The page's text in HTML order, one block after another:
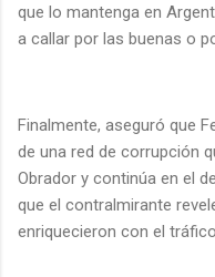
que lo mantenga en
a callar por las buenas o
Finalmente, aseguró que
de una red de corrupción
Obrador y continúa en el
que el contralmirante
enriquecieron con el